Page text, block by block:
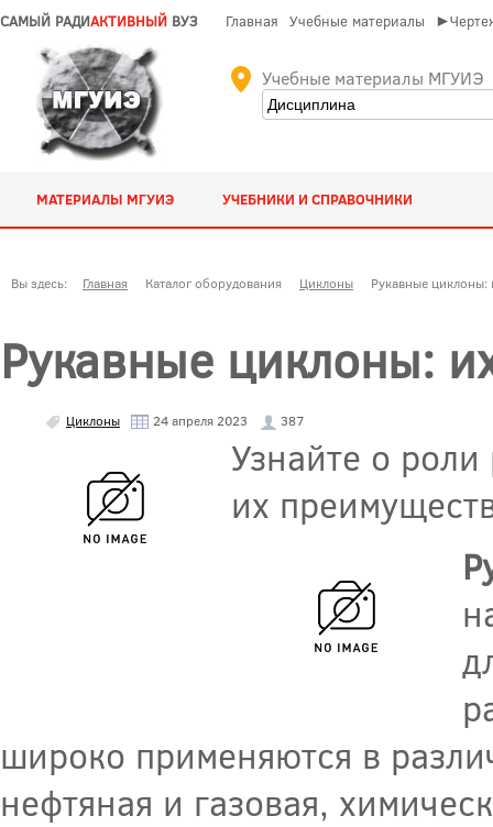
САМЫЙ РАДИАКТИВНЫЙ ВУЗ Главная Учебные материалы
Учебные материалы МГУИЭ
МАТЕРИАЛЫ МГУИЭ УЧЕБНИКИ И СПРАВОЧНИКИ
Вы здесь: Главная Каталог оборудования Циклоны Рукавные циклоны:
Рукавные циклоны:
Циклоны 24 апреля 2023 387
Узнайте о
их
широко применяются в
нефтяная и газовая,